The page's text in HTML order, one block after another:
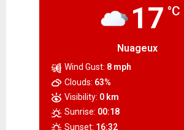
17 °C
Nuageux
Wind Gust: 8 mph
Clouds: 63%
Visibility: 0 km
Sunrise: 00:18
Sunset: 16:32